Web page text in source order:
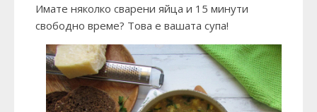
Имате няколко сварени яйца и 15 минути
свободно време? Това е вашата супа!